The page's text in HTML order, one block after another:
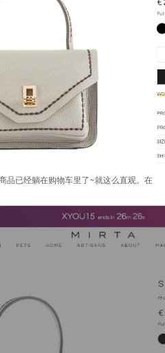
品已经躺在购物车里了~就这么直观。在